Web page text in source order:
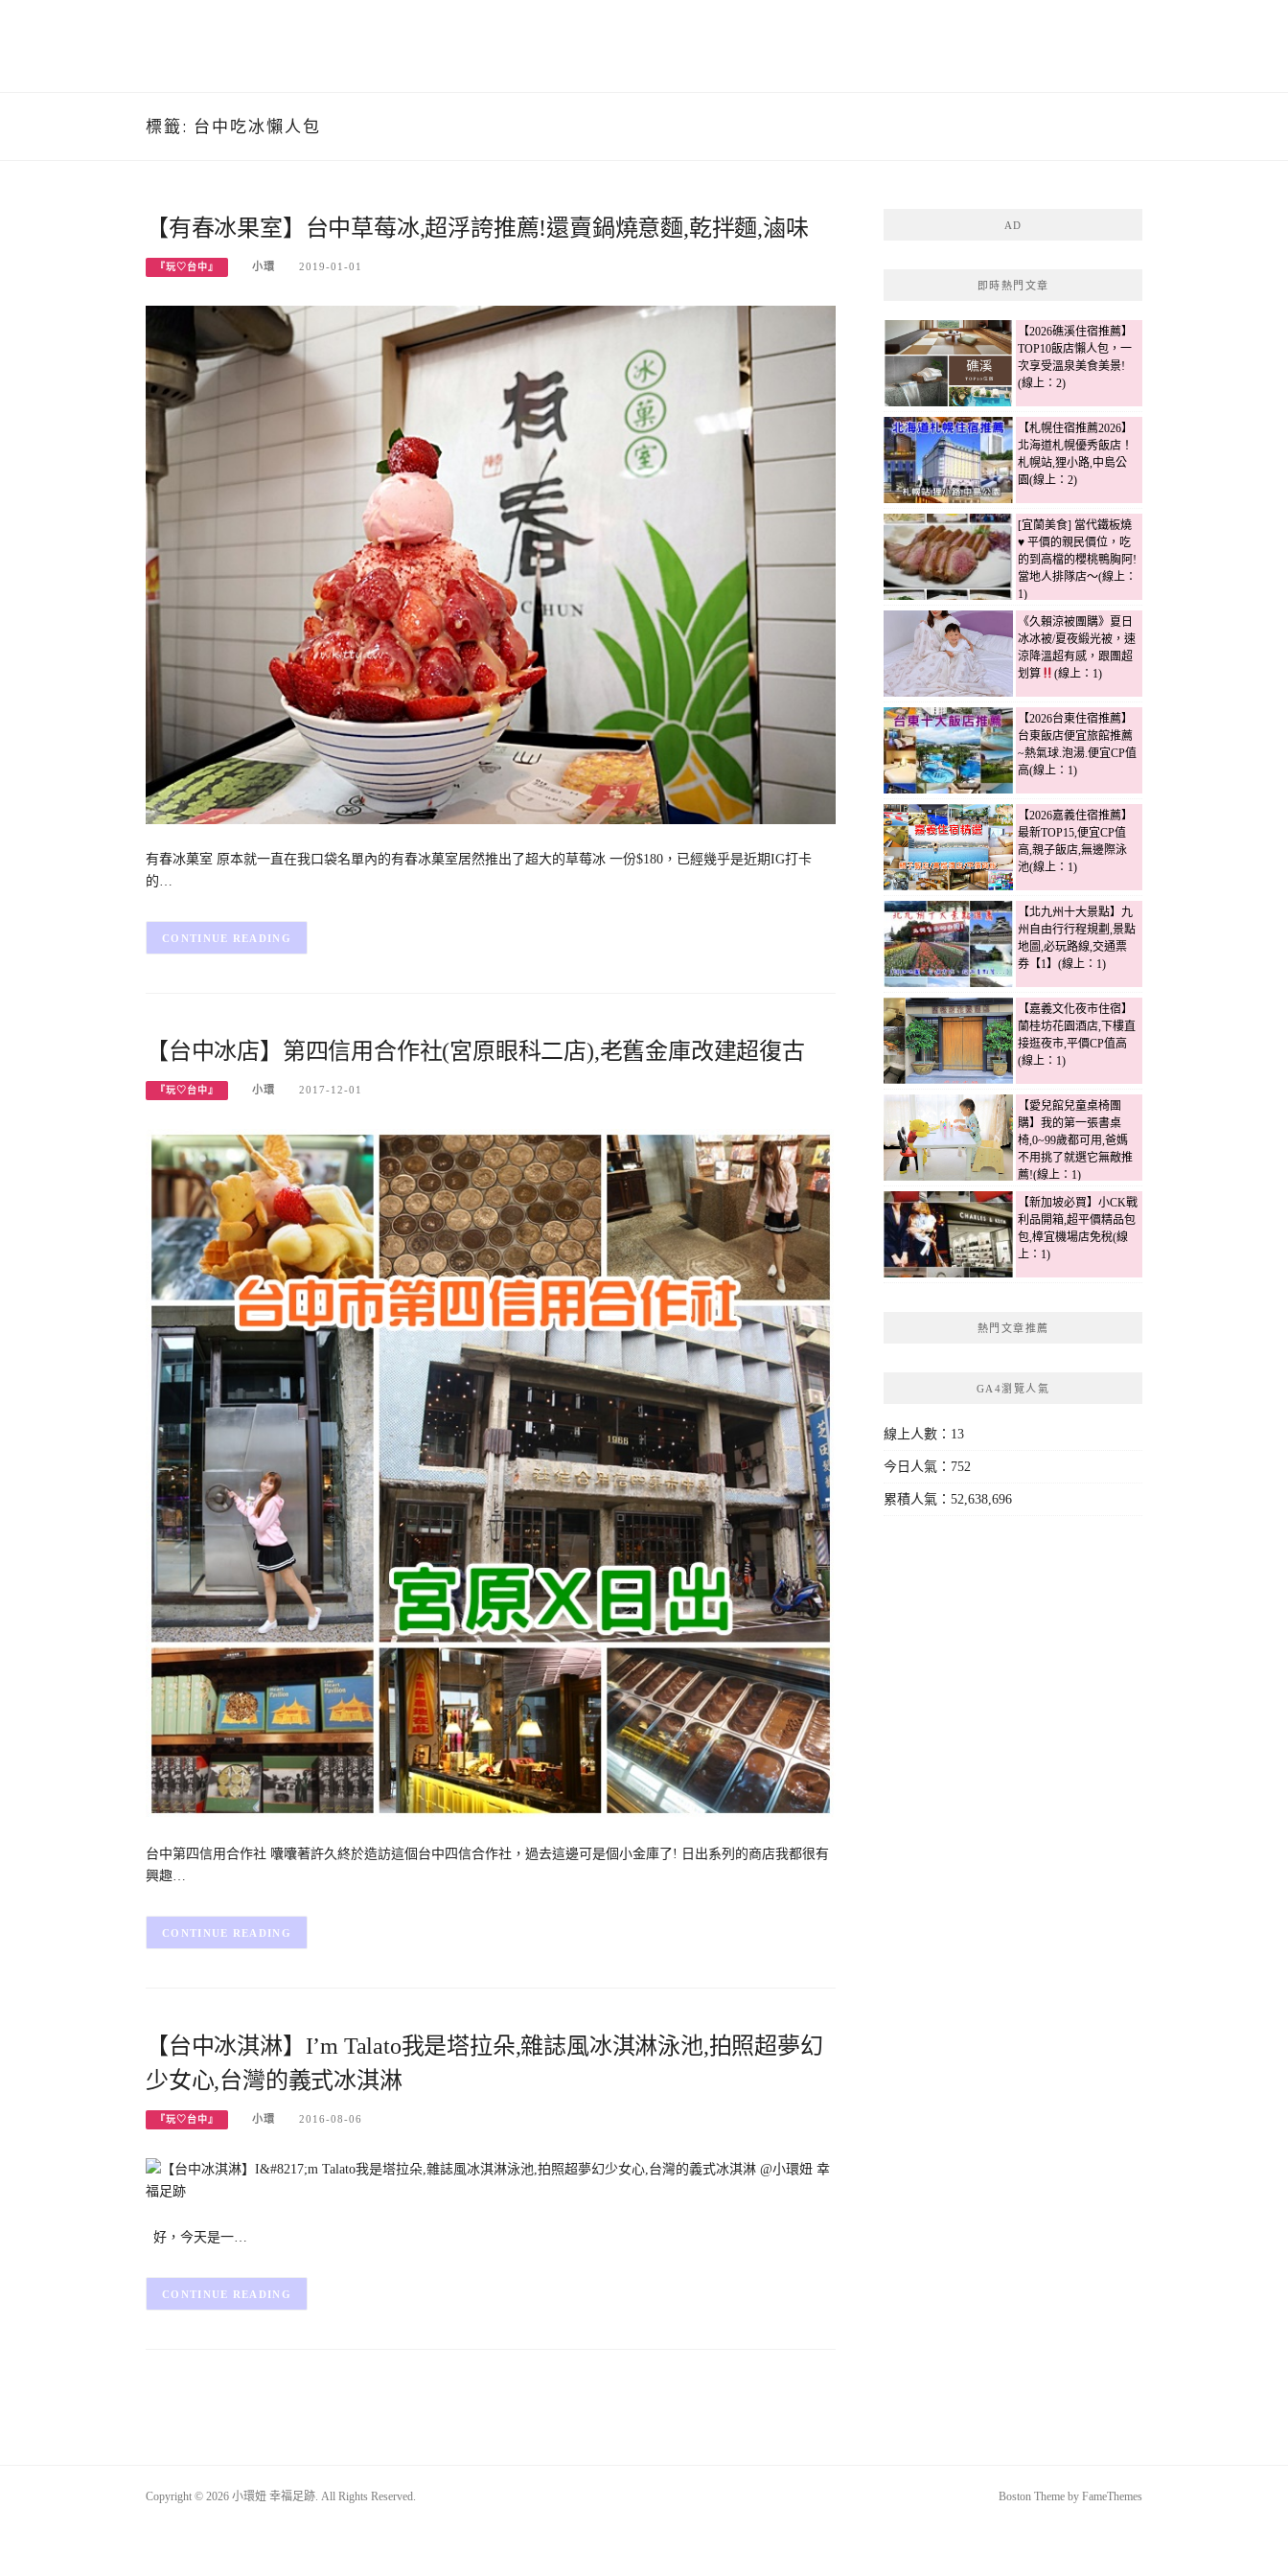
標籤: 台中吃冰懶人包
【有春冰果室】台中草莓冰,超浮誇推薦!還賣鍋燒意麵,乾拌麵,滷味
『玩♡台中』 小環 2019-01-01
有春冰菓室 原本就一直在我口袋名單內的有春冰菓室居然推出了超大的草莓冰 一份$180，已經幾乎是近期IG打卡
的…
CONTINUE READING
【台中冰店】第四信用合作社(宮原眼科二店),老舊金庫改建超復古
『玩♡台中』 小環 2017-12-01
台中第四信用合作社 囔囔著許久終於造訪這個台中四信合作社，過去這邊可是個小金庫了! 日出系列的商店我都很有
興趣…
CONTINUE READING
【台中冰淇淋】I’m Talato我是塔拉朵,雜誌風冰淇淋泳池,拍照超夢幻
少女心,台灣的義式冰淇淋
『玩♡台中』 小環 2016-08-06
好，今天是一…
CONTINUE READING
AD
即時熱門文章
【2026礁溪住宿推薦】
TOP10飯店懶人包，一
次享受溫泉美食美景!
(線上：2)
【札幌住宿推薦2026】
北海道札幌優秀飯店！
札幌站,狸小路,中島公
園(線上：2)
[宜蘭美食] 當代鐵板燒
♥ 平價的親民價位，吃
的到高檔的櫻桃鴨胸阿!
當地人排隊店～(線上：
1)
《久賴涼被團購》夏日
冰冰被/夏夜緞光被，速
涼降溫超有感，跟團超
划算
(線上：1)
【2026台東住宿推薦】
台東飯店便宜旅館推薦
~熱氣球.泡湯.便宜CP值
高(線上：1)
【2026嘉義住宿推薦】
最新TOP15,便宜CP值
高,親子飯店,無邊際泳
池(線上：1)
【北九州十大景點】九
州自由行行程規劃,景點
地圖,必玩路線,交通票
券【1】(線上：1)
【嘉義文化夜市住宿】
蘭桂坊花園酒店,下樓直
接逛夜市,平價CP值高
(線上：1)
【愛兒館兒童桌椅團
購】我的第一張書桌
椅,0~99歲都可用,爸媽
不用挑了就選它無敵推
薦!(線上：1)
【新加坡必買】小CK戰
利品開箱,超平價精品包
包,樟宜機場店免稅(線
上：1)
熱門文章推薦
GA4瀏覽人氣
線上人數：13
今日人氣：752
累積人氣：52,638,696
Copyright © 2026 小環妞 幸福足跡. All Rights Reserved. Boston Theme by FameThemes